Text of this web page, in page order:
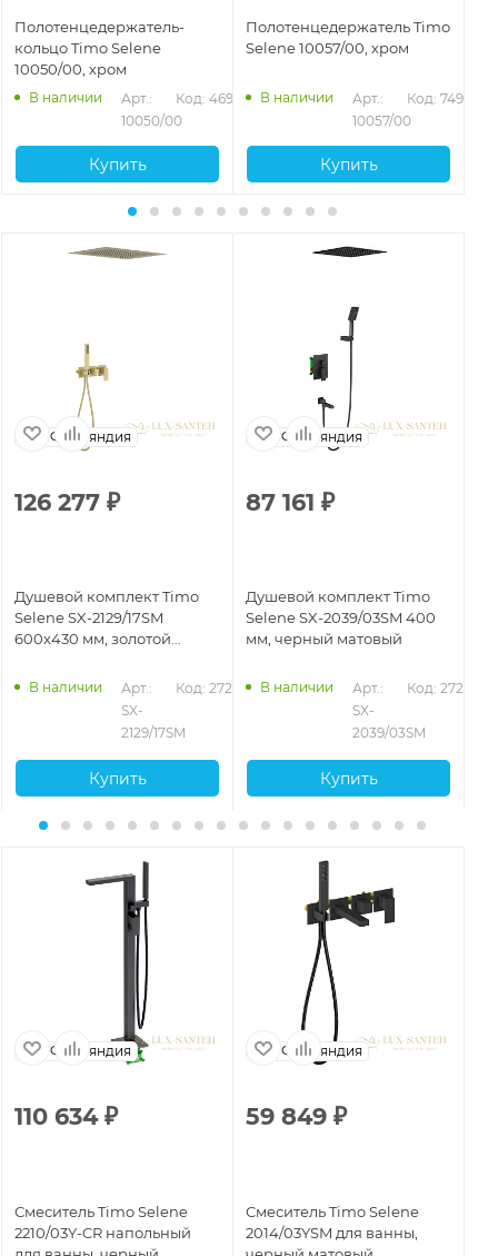
Полотенцедержатель-
кольцо Timo Selene
10050/00, хром
В наличии
Арт.:
10050/00
Код: 46951
Купить
Полотенцедержатель Timo
Selene 10057/00, хром
В наличии
Арт.:
10057/00
Код: 74938
Купить
Финляндия
126 277 ₽
Душевой комплект Timo
Selene SX-2129/17SM
600x430 мм, золотой
В наличии
Арт.:
SX-
2129/17SM
Код: 27218
Купить
Финляндия
87 161 ₽
Душевой комплект Timo
Selene SX-2039/03SM 400
мм, черный матовый
В наличии
Арт.:
SX-
2039/03SM
Код: 27211
Купить
Финляндия
110 634₽
Смеситель Timo Selene
2210/03Y-CR напольный
Финляндия
59 849 ₽
Смеситель Timo Selene
2014/03YSM для ванны,